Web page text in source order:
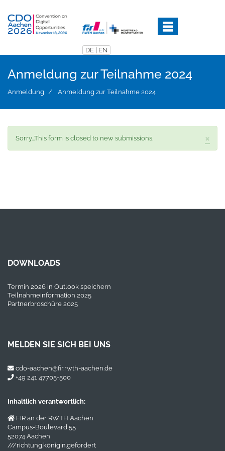
zum
Inhalt
DE EN
Anmeldung zur Teilnahme 2024
Anmeldung Anmeldung zur Teilnahme 2024
×
Statusmeldung
Sorry...This form is closed to new submissions.
DOWNLOADS
Termin 2026 in Outlook speichern
Teilnahmeinformation 2025
Partnerbroschüre 2025
MELDEN SIE SICH BEI UNS
cdo-aachen@fir.rwth-aachen.de
+49 241 47705-500
Inhaltlich verantwortlich:
FIR an der RWTH Aachen
Campus-Boulevard 55
52074 Aachen
///richtung.königin.gefordert